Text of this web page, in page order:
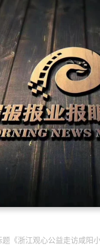
《浙江观心公益走访咸阳